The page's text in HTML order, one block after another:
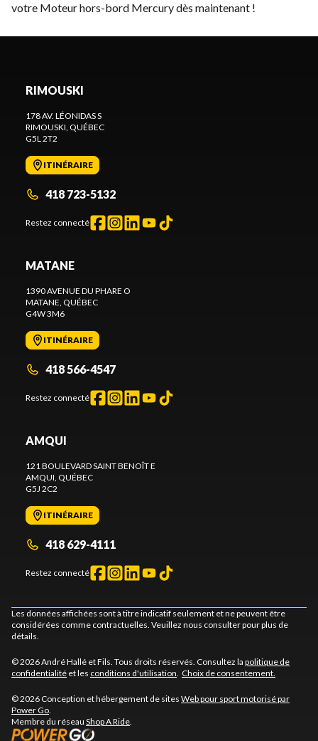
votre Moteur hors-bord Mercury dès maintenant !
RIMOUSKI
178 AV. LÉONIDAS S
RIMOUSKI, QUÉBEC
G5L 2T2
ITINÉRAIRE
418 723-5132
Restez connecté
MATANE
1390 AVENUE DU PHARE O
MATANE, QUÉBEC
G4W 3M6
ITINÉRAIRE
418 566-4547
Restez connecté
AMQUI
121 BOULEVARD SAINT BENOÎT E
AMQUI, QUÉBEC
G5J 2C2
ITINÉRAIRE
418 629-4111
Restez connecté
Les données affichées sont à titre indicatif seulement et ne peuvent être
considérées comme contractuelles. Veuillez nous consulter pour plus de
détails.
© 2026 André Hallé et Fils. Tous droits réservés. Consultez la politique de
confidentialité et les conditions d'utilisation. Choix de consentement.
© 2026 Conception et hébergement de sites Web pour sport motorisé par
Power Go.
Membre du réseau Shop A Ride.